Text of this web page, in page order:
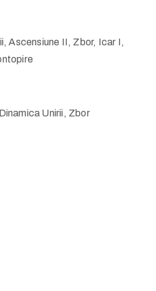
Ascensiune II, Zbor, Icar I,
Unirii, Zbor